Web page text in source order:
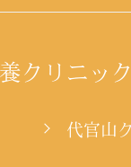
クリニッ
代官山